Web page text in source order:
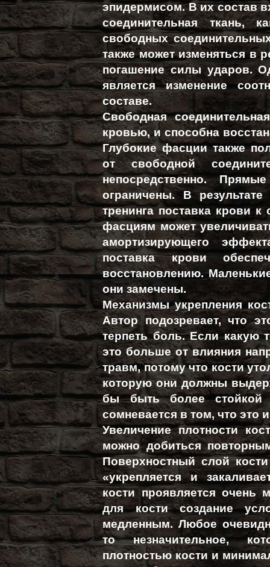
эпидермисом. В их состав
соединительная
свободных
также может изменяться в
погашение силы ударов.
является изменение
составе.
Свободная
кровью, и способна
Глубокие фасции также
от свободной
непосредственно.
ограничены. В
тренинга поставка крови
фасциям может
амортизирующего
поставка крови
восстановлению.
они замечены.
Механизмы укрепления
Автор подозревает, что
терпеть боль. Если какую
это больше от влияния
травм, потому что кости
которую они должны
бы быть более стойкой
сомневается в том, что это
Увеличение плотности
можно добиться
Поверхностный слой
«укрепляется и
кости проявляется очень
для кости создание
медленным. Любое
то незначительное,
плотностью кости и